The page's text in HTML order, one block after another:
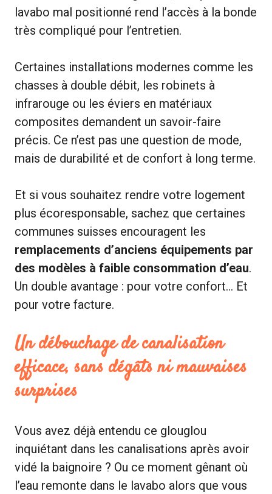
lavabo mal positionné rend l’accès à la bonde
très compliqué pour l’entretien.
Certaines installations modernes comme les
chasses à double débit, les robinets à
infrarouge ou les éviers en matériaux
composites demandent un savoir-faire
précis. Ce n’est pas une question de mode,
mais de durabilité et de confort à long terme.
Et si vous souhaitez rendre votre logement
plus écoresponsable, sachez que certaines
communes suisses encouragent les
remplacements d’anciens équipements par
des modèles à faible consommation d’eau.
Un double avantage : pour votre confort… Et
pour votre facture.
Undébouchage de canalisation
efficace, sans dégâts ni mauvaises
surprises
Vous avez déjà entendu ce glouglou
inquiétant dans les canalisations après avoir
vidé la baignoire ? Ou ce moment gênant où
l’eau remonte dans le lavabo alors que vous